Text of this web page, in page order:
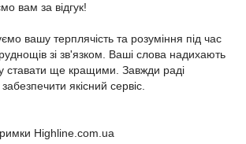
вам за відгук!
вашу терплячість та розуміння під час
зі зв'язком. Ваші слова надихають
ставати ще кращими. Завжди раді
якісний сервіс.
Highline.com.ua